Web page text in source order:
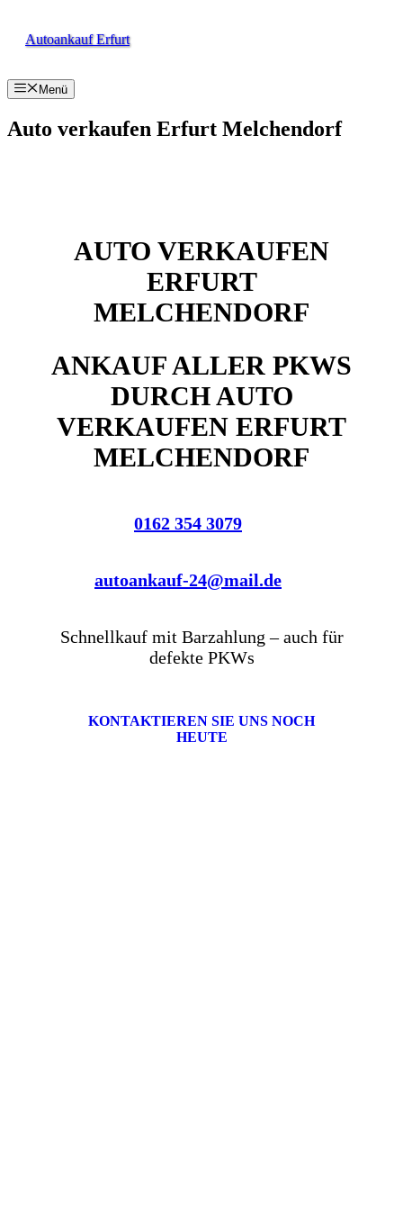
InhaltAutoankauf Erfurt
Menü
Auto verkaufen Erfurt Melchendorf
AUTO VERKAUFEN
ERFURT
MELCHENDORF
ANKAUF ALLER PKWS
DURCH AUTO
VERKAUFEN ERFURT
MELCHENDORF
0162 354 3079
autoankauf-24@mail.de
Schnellkauf mit Barzahlung – auch für
defekte PKWs
KONTAKTIEREN SIE UNS NOCH
HEUTE